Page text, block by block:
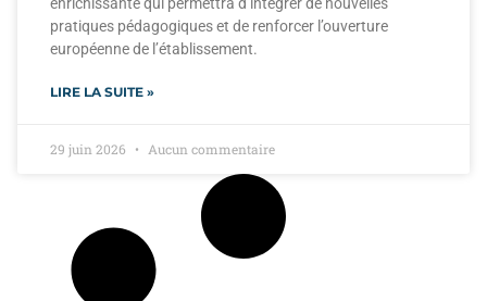
pratiques pédagogiques et de renforcer l’ouverture
européenne de l’établissement.
LIRE LA SUITE »
29 juin 2026 Aucun commentaire